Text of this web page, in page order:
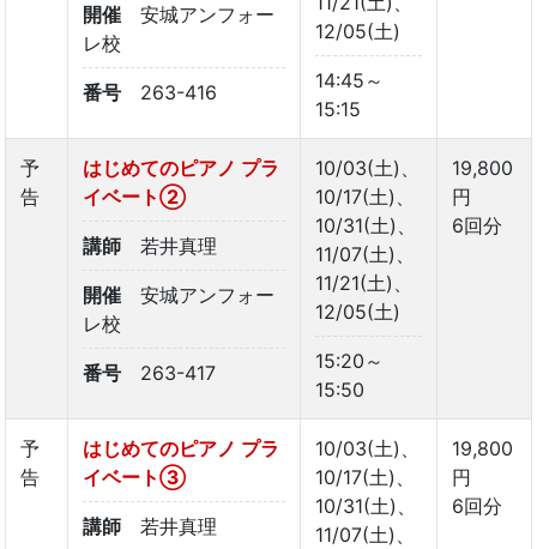
開催
安城アンフォー
レ校
番号 263-416
12/05(土)
14:45～
15:15
予
告
はじめてのピアノ プラ
イベート➁
講師 若井真理
開催
安城アンフォー
レ校
番号 263-417
10/03(土)、
10/17(土)、
10/31(土)、
11/07(土)、
11/21(土)、
12/05(土)
15:20～
15:50
19,800
円
6回分
予
告
はじめてのピアノ プラ
イベート➂
講師 若井真理
10/03(土)、
10/17(土)、
10/31(土)、
11/07(土)、
19,800
円
6回分